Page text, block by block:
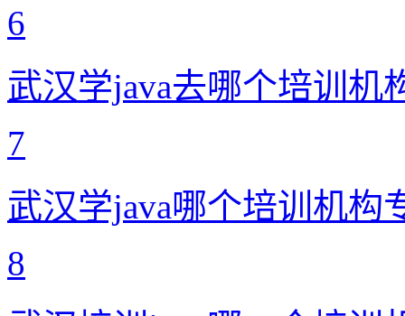
6
武汉学java去哪个培训机
7
武汉学java哪个培训机构
8